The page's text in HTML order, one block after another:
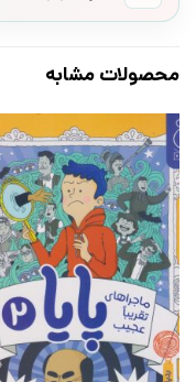
محصولات مشابه